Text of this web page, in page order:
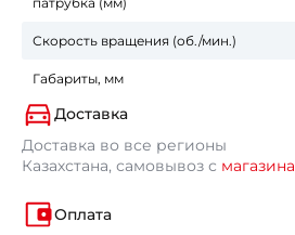
Скорость вращения (об./мин.)
Габариты, мм
Доставка
Доставка во все регионы
Казахстана, самовывоз с магазина
Оплата